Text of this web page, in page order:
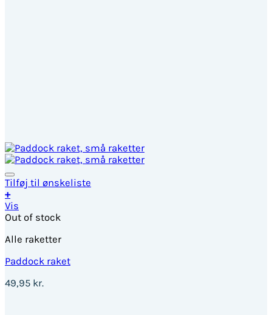
Tilføj til ønskeliste
+
Vis
Out of stock
Alle raketter
Paddock raket
49,95 kr.